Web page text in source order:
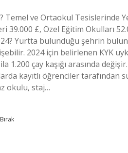
ve Ortaokul Tesislerinde
39.000 £, Özel Eğitim Okulları
Yurtta bulunduğu şehrin
2024 için belirlenen KYK
1.200 çay kaşığı arasında
kayıtlı öğrenciler
okulu, staj…